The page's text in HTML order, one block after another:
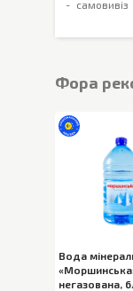
самовивіз
Фора
Вода
негазована,